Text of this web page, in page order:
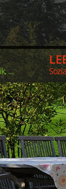
...